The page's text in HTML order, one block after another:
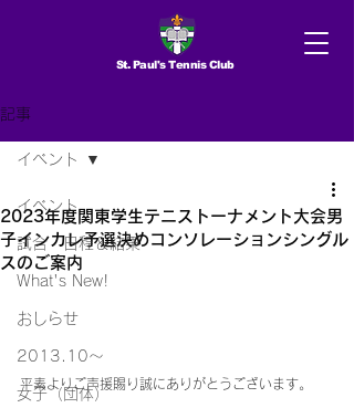
St. Paul's Tennis Club
記事
イベント
試合 日程＆結果
What's New!
おしらせ
2013.10〜
女子（団体）
イベント
2023年度関東学生テニストーナメント大会男
子インカレ予選決めコンソレーションシングル
スのご案内
平素よりご声援賜り誠にありがとうございます。